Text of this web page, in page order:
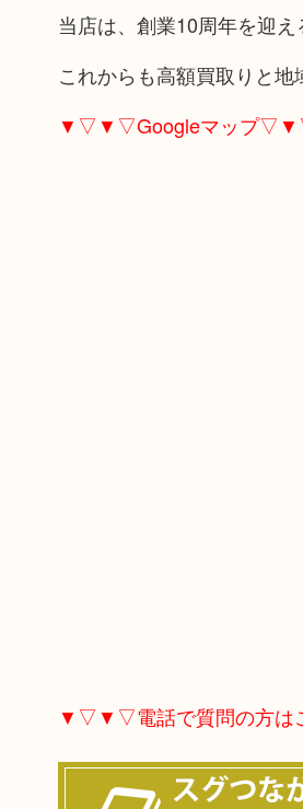
当店は、創業10周年を迎え
これからも高額買取りと地
▼▽▼▽Googleマップ
▼▽▼▽電話で質問の方